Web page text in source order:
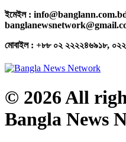
ইমেইল :
মোবাইল : +৮৮ ০২ ২২২২৪৬৯১৮,
© 2026 All
Bangla News